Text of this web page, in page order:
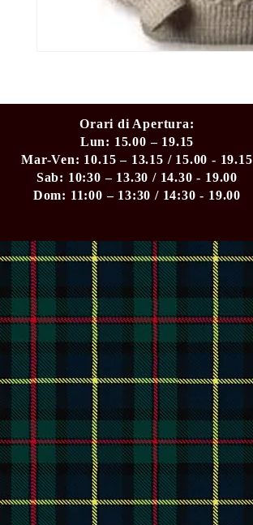
Orari di Apertura:
Lun: 15.00 – 19.15
Mar-Ven: 10.15 – 13.15 / 15.00 - 19.15
Sab: 10:30 – 13.30 / 14.30 - 19.00
Dom: 11:00 – 13:30 / 14:30 - 19.00